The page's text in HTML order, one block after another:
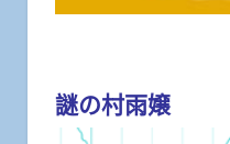
謎の村雨嬢